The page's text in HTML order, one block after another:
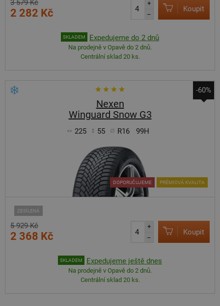
3 579 Kč
2 282 Kč
+
–
Koupit
SKLADEM Expedujeme do 2 dnů
Na prodejně v Opavě do 2 dnů.
Centrální sklad 20 ks.
-60%
Nexen
Winguard Snow G3
225 55 R16 99H
ZESÍLENÁ
DOPORUČUJEME PRÉMIOVÁ KVALITA
5 929 Kč
2 368 Kč
+
–
Koupit
SKLADEM Expedujeme ještě dnes
Na prodejně v Opavě do 2 dnů.
Centrální sklad 20 ks.